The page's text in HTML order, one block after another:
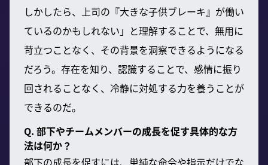
しかしたら、上司の『大きな子供ブレーキ』が働い
ているのかもしれない」と理解することで、無用に
苛立つことなく、その背景を洞察できるようになる
だろう。存在を知り、認識することで、感情に振り
回されることなく、冷静に対処する力を養うことが
できるのだ。
Q. 部下やチームメンバーの成長を促す具体的な方
法は何か？
部下の成長を促すには、単純な命令や指示だけでな